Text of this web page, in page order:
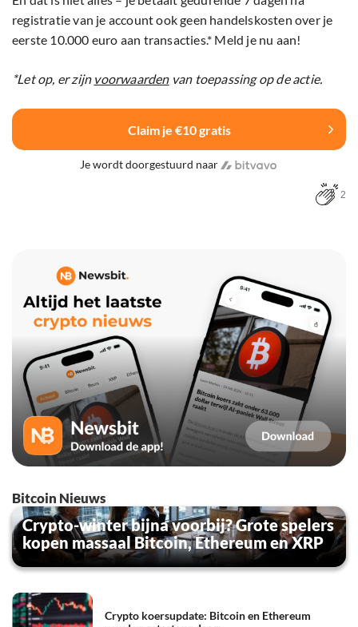
registratie van je account ook geen handelskosten over je
eerste 10.000 euro aan transacties.* Meld je nu aan!
*Let op, er zijn voorwaardenvan toepassing op de actie.
Claim je €10 gratis
Je wordt doorgestuurd naar
2
Bitcoin Nieuws
Crypto-winter bijna voorbij? Grote spelers
kopen massaal Bitcoin, Ethereum en XRP
Crypto koersupdate: Bitcoin en Ethereum